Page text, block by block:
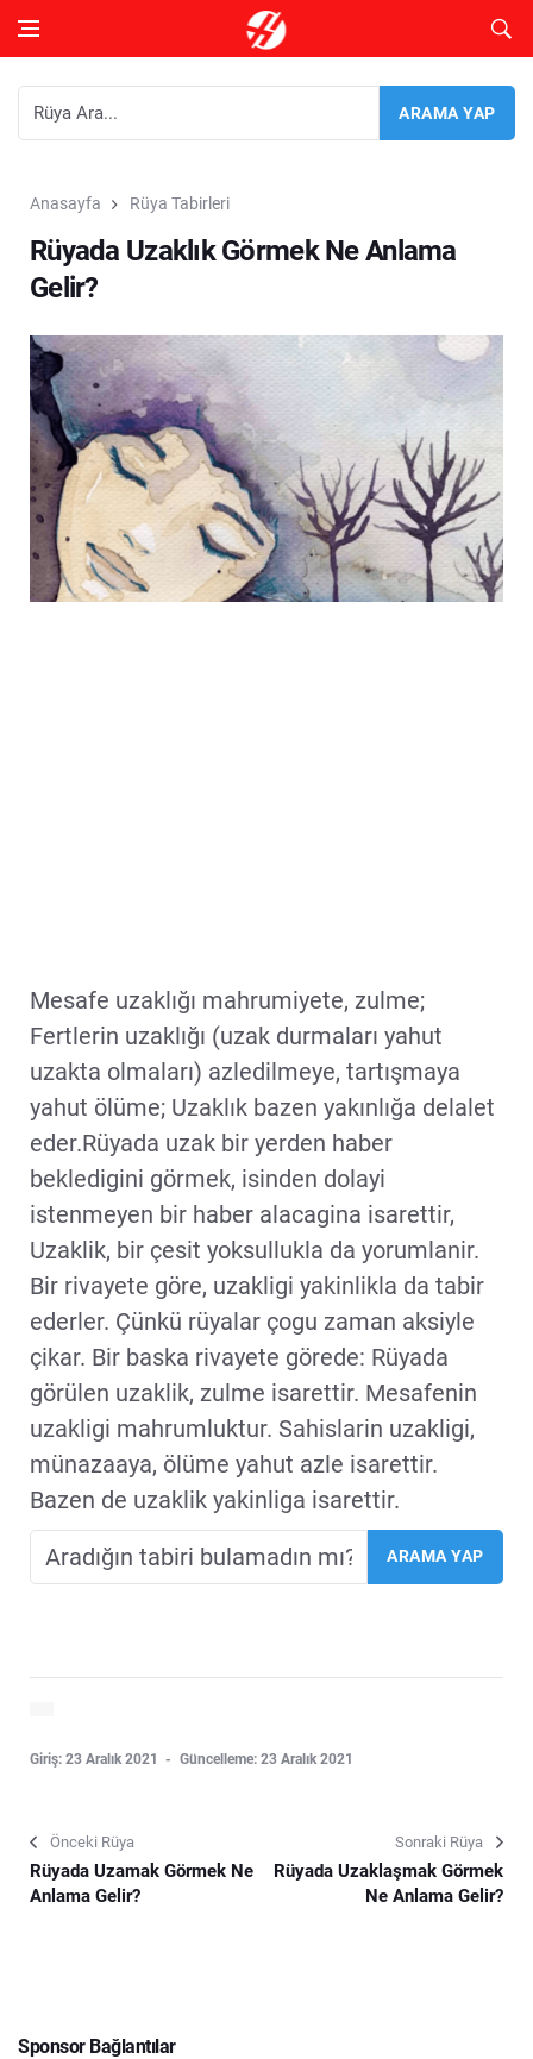
Anasayfa Rüya Tabirleri
Rüyada Uzaklık Görmek Ne Anlama
Gelir?
Mesafe uzaklığı mahrumiyete, zulme;
Fertlerin uzaklığı (uzak durmaları yahut
uzakta olmaları) azledilmeye, tartışmaya
yahut ölüme; Uzaklık bazen yakınlığa delalet
eder.Rüyada uzak bir yerden haber
bekledigini görmek, isinden dolayi
istenmeyen bir haber alacagina isarettir,
Uzaklik, bir çesit yoksullukla da yorumlanir.
Bir rivayete göre, uzakligi yakinlikla da tabir
ederler. Çünkü rüyalar çogu zaman aksiyle
çikar. Bir baska rivayete görede: Rüyada
görülen uzaklik, zulme isarettir. Mesafenin
uzakligi mahrumluktur. Sahislarin uzakligi,
münazaaya, ölüme yahut azle isarettir.
Bazen de uzaklik yakinliga isarettir.
Giriş: 23 Aralık 2021 Güncelleme: 23 Aralık 2021
Önceki Rüya
Rüyada Uzamak Görmek Ne
Anlama Gelir?
Sonraki Rüya
Rüyada Uzaklaşmak Görmek
Ne Anlama Gelir?
Sponsor Bağlantılar